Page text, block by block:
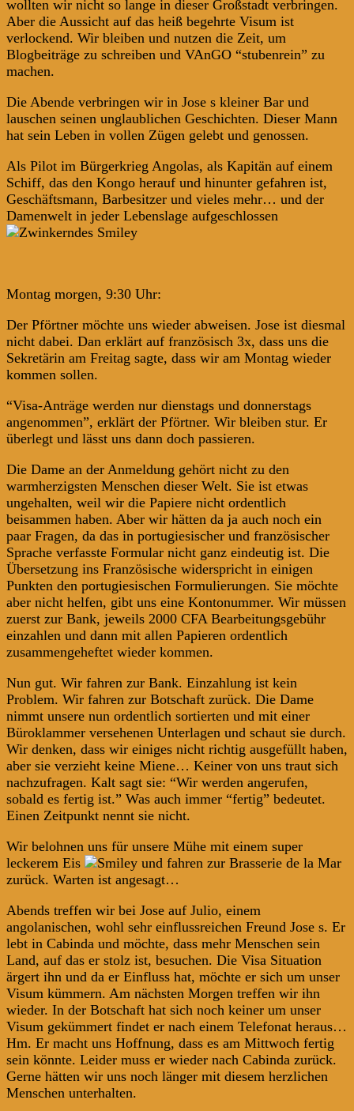
wollten wir nicht so lange in dieser Großstadt verbringen.
Aber die Aussicht auf das heiß begehrte Visum ist
verlockend. Wir bleiben und nutzen die Zeit, um
Blogbeiträge zu schreiben und VAnGO “stubenrein” zu
machen.
Die Abende verbringen wir in Jose s kleiner Bar und
lauschen seinen unglaublichen Geschichten. Dieser Mann
hat sein Leben in vollen Zügen gelebt und genossen.
Als Pilot im Bürgerkrieg Angolas, als Kapitän auf einem
Schiff, das den Kongo herauf und hinunter gefahren ist,
Geschäftsmann, Barbesitzer und vieles mehr… und der
Damenwelt in jeder Lebenslage aufgeschlossen
Montag morgen, 9:30 Uhr:
Der Pförtner möchte uns wieder abweisen. Jose ist diesmal
nicht dabei. Dan erklärt auf französisch 3x, dass uns die
Sekretärin am Freitag sagte, dass wir am Montag wieder
kommen sollen.
“Visa-Anträge werden nur dienstags und donnerstags
angenommen”, erklärt der Pförtner. Wir bleiben stur. Er
überlegt und lässt uns dann doch passieren.
Die Dame an der Anmeldung gehört nicht zu den
warmherzigsten Menschen dieser Welt. Sie ist etwas
ungehalten, weil wir die Papiere nicht ordentlich
beisammen haben. Aber wir hätten da ja auch noch ein
paar Fragen, da das in portugiesischer und französischer
Sprache verfasste Formular nicht ganz eindeutig ist. Die
Übersetzung ins Französische widerspricht in einigen
Punkten den portugiesischen Formulierungen. Sie möchte
aber nicht helfen, gibt uns eine Kontonummer. Wir müssen
zuerst zur Bank, jeweils 2000 CFA Bearbeitungsgebühr
einzahlen und dann mit allen Papieren ordentlich
zusammengeheftet wieder kommen.
Nun gut. Wir fahren zur Bank. Einzahlung ist kein
Problem. Wir fahren zur Botschaft zurück. Die Dame
nimmt unsere nun ordentlich sortierten und mit einer
Büroklammer versehenen Unterlagen und schaut sie durch.
Wir denken, dass wir einiges nicht richtig ausgefüllt haben,
aber sie verzieht keine Miene… Keiner von uns traut sich
nachzufragen. Kalt sagt sie: “Wir werden angerufen,
sobald es fertig ist.” Was auch immer “fertig” bedeutet.
Einen Zeitpunkt nennt sie nicht.
Wir belohnen uns für unsere Mühe mit einem super
leckerem Eis
und fahren zur Brasserie de la Mar
zurück. Warten ist angesagt…
Abends treffen wir bei Jose auf Julio, einem
angolanischen, wohl sehr einflussreichen Freund Jose s. Er
lebt in Cabinda und möchte, dass mehr Menschen sein
Land, auf das er stolz ist, besuchen. Die Visa Situation
ärgert ihn und da er Einfluss hat, möchte er sich um unser
Visum kümmern. Am nächsten Morgen treffen wir ihn
wieder. In der Botschaft hat sich noch keiner um unser
Visum gekümmert findet er nach einem Telefonat heraus…
Hm. Er macht uns Hoffnung, dass es am Mittwoch fertig
sein könnte. Leider muss er wieder nach Cabinda zurück.
Gerne hätten wir uns noch länger mit diesem herzlichen
Menschen unterhalten.